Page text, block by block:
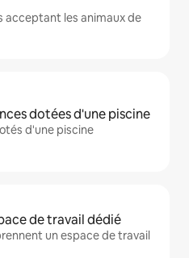
acceptant les animaux de
dotées d'une piscine
d'une piscine
de travail dédié
un espace de travail